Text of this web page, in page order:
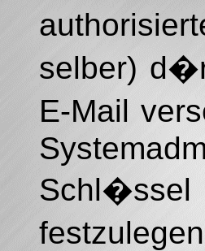
selber)
E-Mail